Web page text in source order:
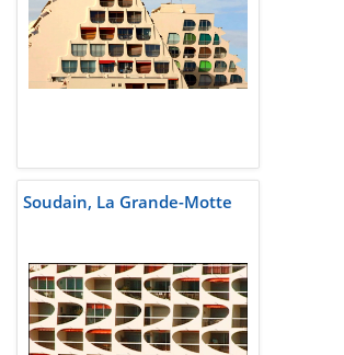
Soudain, La Grande-Motte